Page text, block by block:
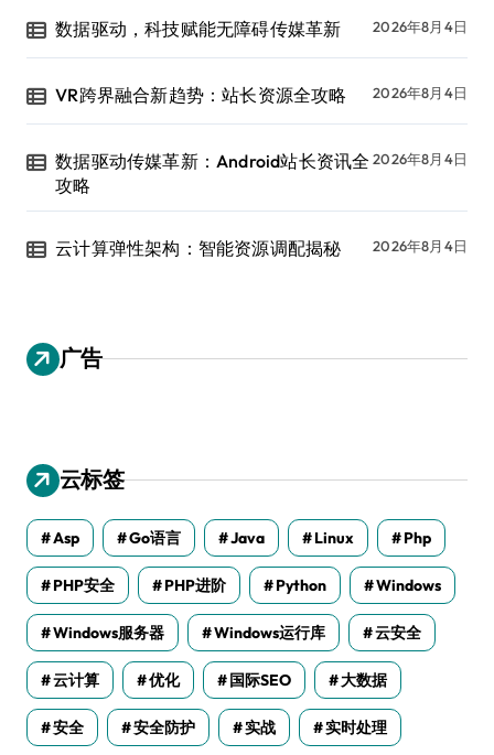
数据驱动，科技赋能无障碍传媒革新 2026年8月4日
VR跨界融合新趋势：站长资源全攻略 2026年8月4日
数据驱动传媒革新：Android站长资讯全
攻略
2026年8月4日
云计算弹性架构：智能资源调配揭秘 2026年8月4日
广告
云标签
Asp Go语言 Java Linux Php
PHP安全 PHP进阶 Python Windows
Windows服务器 Windows运行库 云安全
云计算 优化 国际SEO 大数据
安全 安全防护 实战 实时处理